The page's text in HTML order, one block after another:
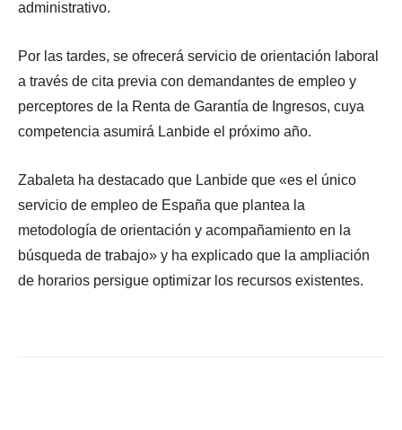
administrativo.
Por las tardes, se ofrecerá servicio de orientación laboral
a través de cita previa con demandantes de empleo y
perceptores de la Renta de Garantía de Ingresos, cuya
competencia asumirá Lanbide el próximo año.
Zabaleta ha destacado que Lanbide que «es el único
servicio de empleo de España que plantea la
metodología de orientación y acompañamiento en la
búsqueda de trabajo» y ha explicado que la ampliación
de horarios persigue optimizar los recursos existentes.